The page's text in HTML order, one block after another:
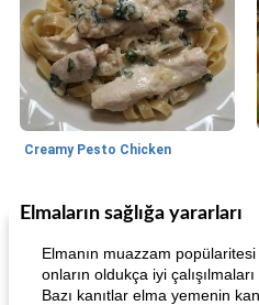
Creamy Pesto Chicken
105dakika
World Cuisine
Elmaların sağlığa yararları
Elmanın muazzam popülaritesi
onların oldukça iyi çalışılmaları
Bazı kanıtlar elma yemenin